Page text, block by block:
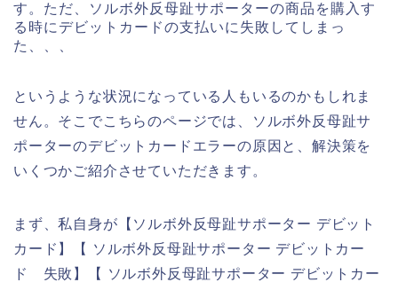
す。ただ、ソルボ外反母趾サポーターの商品を購入す
る時にデビットカードの支払いに失敗してしまっ
た、、、
というような状況になっている人もいるのかもしれま
せん。そこでこちらのページでは、ソルボ外反母趾サ
ポーターのデビットカードエラーの原因と、解決策を
いくつかご紹介させていただきます。
まず、私自身が【ソルボ外反母趾サポーター デビット
カード】【 ソルボ外反母趾サポーター デビットカー
ド 失敗】【 ソルボ外反母趾サポーター デビットカー